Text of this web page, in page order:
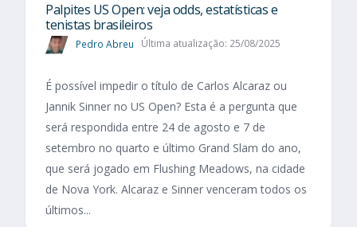
Palpites US Open: veja odds, estatísticas e
tenistas brasileiros
Pedro Abreu Última atualização: 25/08/2025
É possível impedir o título de Carlos Alcaraz ou
Jannik Sinner no US Open? Esta é a pergunta que
será respondida entre 24 de agosto e 7 de
setembro no quarto e último Grand Slam do ano,
que será jogado em Flushing Meadows, na cidade
de Nova York. Alcaraz e Sinner venceram todos os
últimos...